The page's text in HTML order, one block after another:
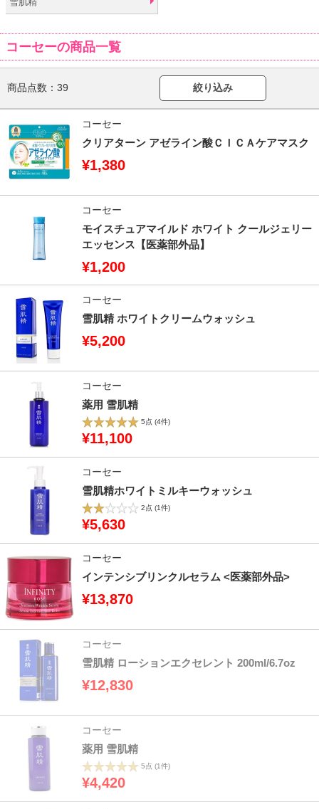
コーセーの商品一覧
商品点数： 39 絞り込み
コーセー
クリアターン アゼライン酸ＣＩＣＡケアマスク
¥1,380
コーセー
モイスチュアマイルド ホワイト クールジェリー
エッセンス【医薬部外品】
¥1,200
コーセー
雪肌精 ホワイトクリームウォッシュ
¥5,200
コーセー
薬用 雪肌精
5点 (4件)
¥11,100
コーセー
雪肌精ホワイトミルキーウォッシュ
2点 (1件)
¥5,630
コーセー
インテンシブリンクルセラム <医薬部外品>
¥13,870
コーセー
雪肌精 ローションエクセレント 200ml/6.7oz
¥12,830
コーセー
薬用 雪肌精
5点 (1件)
¥4,420